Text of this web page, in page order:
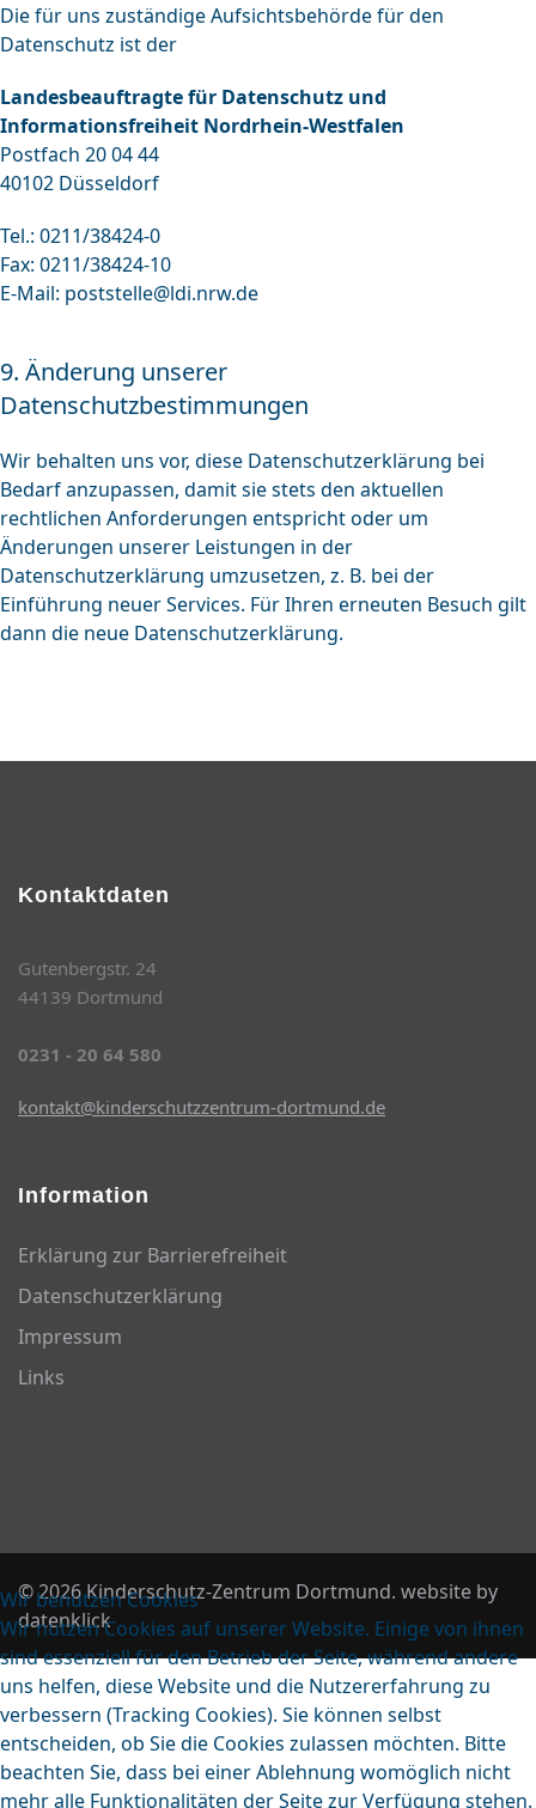
Die für uns zuständige Aufsichtsbehörde für den
Datenschutz ist der
Landesbeauftragte für Datenschutz und
Informationsfreiheit Nordrhein-Westfalen
Postfach 20 04 44
40102 Düsseldorf
Tel.: 0211/38424-0
Fax: 0211/38424-10
E-Mail: poststelle@ldi.nrw.de
9. Änderung unserer
Datenschutzbestimmungen
Wir behalten uns vor, diese Datenschutzerklärung bei
Bedarf anzupassen, damit sie stets den aktuellen
rechtlichen Anforderungen entspricht oder um
Änderungen unserer Leistungen in der
Datenschutzerklärung umzusetzen, z. B. bei der
Einführung neuer Services. Für Ihren erneuten Besuch gilt
dann die neue Datenschutzerklärung.
Kontaktdaten
Gutenbergstr. 24
44139 Dortmund
0231 - 20 64 580
kontakt@kinderschutzzentrum-dortmund.de
Information
Erklärung zur Barrierefreiheit
Datenschutzerklärung
Impressum
Links
© 2026 Kinderschutz-Zentrum Dortmund. website by
datenklick
Wir benutzen Cookies
Wir nutzen Cookies auf unserer Website. Einige von ihnen
sind essenziell für den Betrieb der Seite, während andere
uns helfen, diese Website und die Nutzererfahrung zu
verbessern (Tracking Cookies). Sie können selbst
entscheiden, ob Sie die Cookies zulassen möchten. Bitte
beachten Sie, dass bei einer Ablehnung womöglich nicht
mehr alle Funktionalitäten der Seite zur Verfügung stehen.